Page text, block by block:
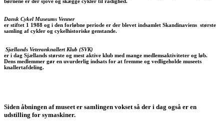
Dansk Cykel Museums Venner
er stiftet 1 1988 og i den forløbne periode er der blevet indsamlet Skandinaviens største
samling af cykler og cykelhistoriske genstande.
Sjællands Veteranknallert Klub (SVK)
er i dag Sjællands største og mest aktive klub med mange medlemsaktiviteter og løb.
Dens medlemmer gør en uvurderlig indsats for at fremme og vedligeholde museets
knallertafdeling.
Siden åbningen af museet er samlingen vokset så der i dag også er en
udstilling for symaskiner.